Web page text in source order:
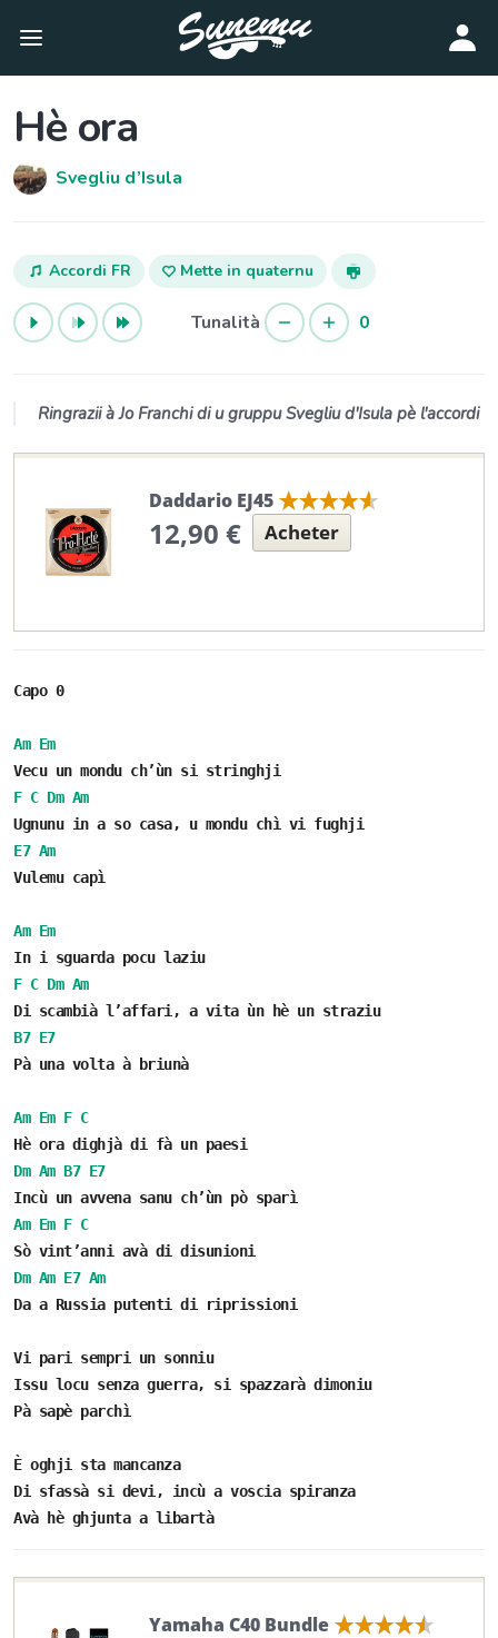
Hè ora
Svegliu d’Isula
Accordi FR Mette in quaternu
Tunalità 0
Ringrazii à Jo Franchi di u gruppu Svegliu d'Isula pè l'accordi
Daddario EJ45
12,90 € Acheter
Capo 0
Am Em
Vecu un mondu ch’ùn si stringhji
F C Dm Am
Ugnunu in a so casa, u mondu chì vi fughji
E7 Am
Vulemu capì
Am Em
In i sguarda pocu laziu
F C Dm Am
Di scambià l’affari, a vita ùn hè un straziu
B7 E7
Pà una volta à briunà
Am Em F C
Hè ora dighjà di fà un paesi
Dm Am B7 E7
Incù un avvena sanu ch’ùn pò sparì
Am Em F C
Sò vint’anni avà di disunioni
Dm Am E7 Am
Da a Russia putenti di riprissioni
Vi pari sempri un sonniu
Issu locu senza guerra, si spazzarà dimoniu
Pà sapè parchì
È oghji sta mancanza
Di sfassà si devi, incù a voscia spiranza
Avà hè ghjunta a libartà
Yamaha C40 Bundle